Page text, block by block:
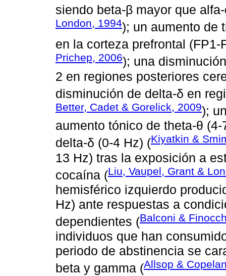
siendo beta-β mayor que
London, 1994); un aumento de
en la corteza prefrontal (FP1-
Prichep, 2006); una
2 en regiones posteriores
disminución de delta-δ en
Better, Cadet & Gorelick, 2009);
aumento tónico de theta-θ
delta-δ (0-4 Hz) (Kiyatkin &
13 Hz) tras la exposición a
cocaína (Liu, Vaupel, Grant &
hemisférico izquierdo
Hz) ante respuestas a
dependientes (Balconi &
individuos que han
periodo de abstinencia se
beta y gamma (Allsop &